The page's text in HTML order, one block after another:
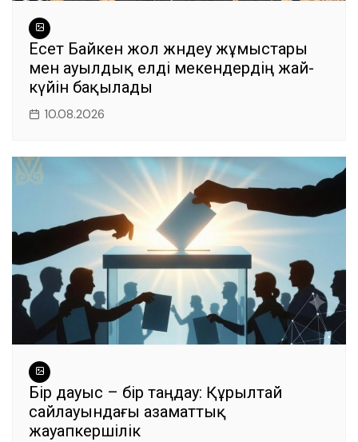
Есет Байкен жол жөндеу жұмыстары
мен ауылдық елді мекендердің жай-
күйін бақылады
10.08.2026
Бір дауыс – бір таңдау: Құрылтай
сайлауындағы азаматтық
жауапкершілік